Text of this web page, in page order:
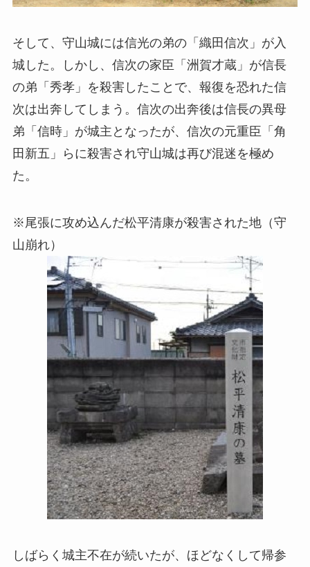
そして、守山城には信光の弟の「織田信次」が入
城した。しかし、信次の家臣「洲賀才蔵」が信長
の弟「秀孝」を殺害したことで、報復を恐れた信
次は出奔してしまう。信次の出奔後は信長の異母
弟「信時」が城主となったが、信次の元重臣「角
田新五」らに殺害され守山城は再び混迷を極め
た。
※尾張に攻め込んだ松平清康が殺害された地（守
山崩れ）
しばらく城主不在が続いたが、ほどなくして帰参